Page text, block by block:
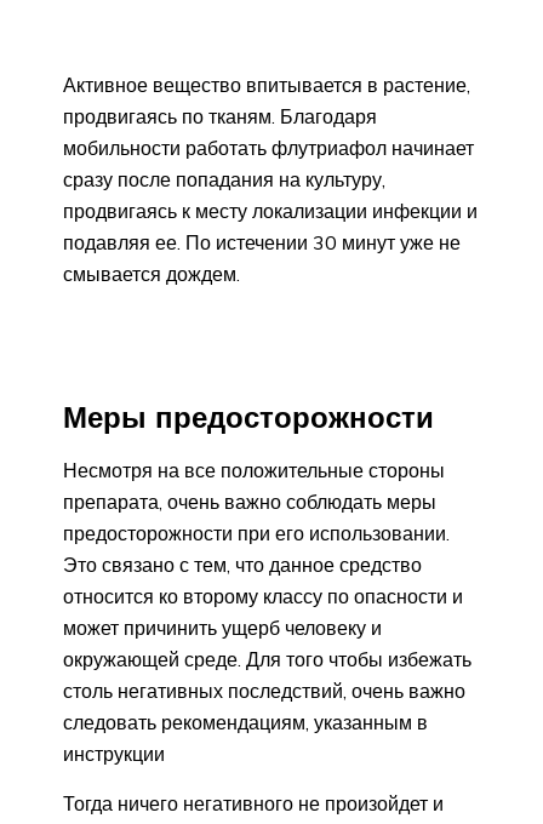
Активное вещество впитывается в растение,
продвигаясь по тканям. Благодаря
мобильности работать флутриафол начинает
сразу после попадания на культуру,
продвигаясь к месту локализации инфекции и
подавляя ее. По истечении 30 минут уже не
смывается дождем.
Меры предосторожности
Несмотря на все положительные стороны
препарата, очень важно соблюдать меры
предосторожности при его использовании.
Это связано с тем, что данное средство
относится ко второму классу по опасности и
может причинить ущерб человеку и
окружающей среде. Для того чтобы избежать
столь негативных последствий, очень важно
следовать рекомендациям, указанным в
инструкции
Тогда ничего негативного не произойдет и